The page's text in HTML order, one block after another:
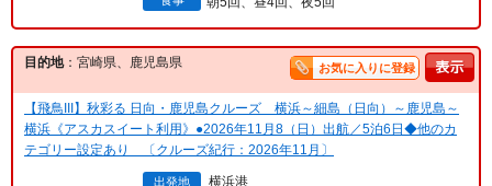
目的地：宮崎県、鹿児島県 お気に入りに登録
【飛鳥III】秋彩る 日向・鹿児島クルーズ 横浜～細島（日向）～鹿児島～
横浜《アスカスイート利用》●2026年11月8（日）出航／5泊6日◆他のカ
テゴリー設定あり 〔クルーズ紀行：2026年11月〕
出発地 横浜港